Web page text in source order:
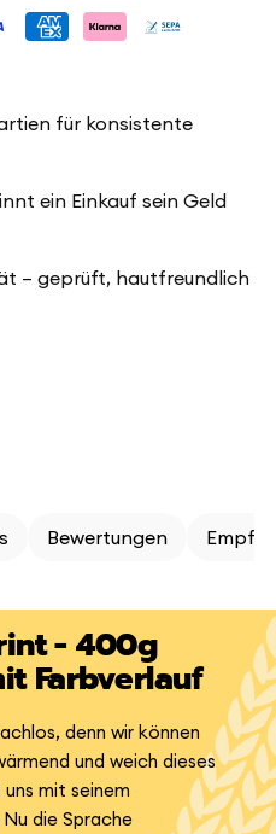
für konsistente
ein Einkauf sein Geld
– geprüft, hautfreundlich
Bewertungen
- 400g
Farbverlauf
denn wir können
und weich dieses
mit seinem
die Sprache